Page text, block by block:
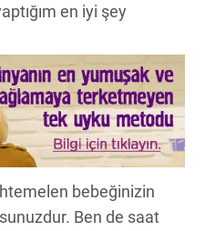
en iyi şey
bebeğinizin
Ben de saat